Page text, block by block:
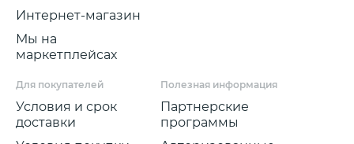
Интернет-магазин
Мы на
маркетплейсах
Для покупателей
Условия и срок
доставки
Полезная информация
Партнерские
программы